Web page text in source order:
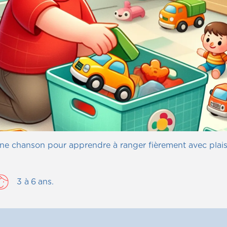
chanson pour apprendre à ranger fièrement avec
3 à 6 ans.